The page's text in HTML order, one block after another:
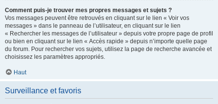
Comment puis-je trouver mes propres messages et sujets ?
Vos messages peuvent être retrouvés en cliquant sur le lien « Voir vos
messages » dans le panneau de l’utilisateur, en cliquant sur le lien
« Rechercher les messages de l’utilisateur » depuis votre propre page de profil
ou bien en cliquant sur le lien « Accès rapide » depuis n’importe quelle page
du forum. Pour rechercher vos sujets, utilisez la page de recherche avancée et
choisissez les paramètres appropriés.
Haut
Surveillance et favoris